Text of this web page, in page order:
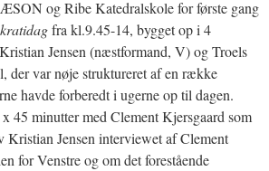
og Ribe Katedralskole for første gang
fra kl.9.45-14, bygget op i 4
Jensen (næstformand, V) og Troels
der var nøje struktureret af en række
havde forberedt i ugerne op til dagen.
45 minutter med Clement Kjersgaard som
Kristian Jensen interviewet af Clement
for Venstre og om det forestående